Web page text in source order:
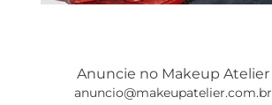
Anuncie no Makeup Atelier
anuncio@makeupatelier.com.br